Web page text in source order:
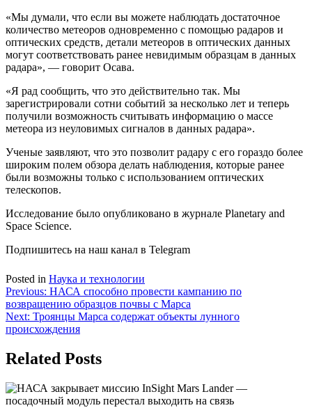
«Мы думали, что если вы можете наблюдать достаточное
количество метеоров одновременно с помощью радаров и
оптических средств, детали метеоров в оптических данных
могут соответствовать ранее невидимым образцам в данных
радара», — говорит Осава.
«Я рад сообщить, что это действительно так. Мы
зарегистрировали сотни событий за несколько лет и теперь
получили возможность считывать информацию о массе
метеора из неуловимых сигналов в данных радара».
Ученые заявляют, что это позволит радару с его гораздо более
широким полем обзора делать наблюдения, которые ранее
были возможны только с использованием оптических
телескопов.
Исследование было опубликовано в журнале Planetary and
Space Science.
Подпишитесь на наш канал в Telegram
Posted in Наука и технологии
Навигация
по
записям
Previous: НАСА способно провести кампанию по
возвращению образцов почвы с Марса
Next: Троянцы Марса содержат объекты лунного
происхождения
Related Posts